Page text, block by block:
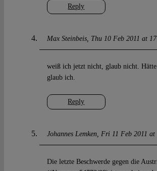
Reply
Max Steinbeis Thu 10 Feb 2011 at
Reply
weiß ich jetzt nicht, glaub nicht.
glaub ich.
Johannes Lemken Fri 11 Feb 2011 at
Die letzte Beschwerde gegen die